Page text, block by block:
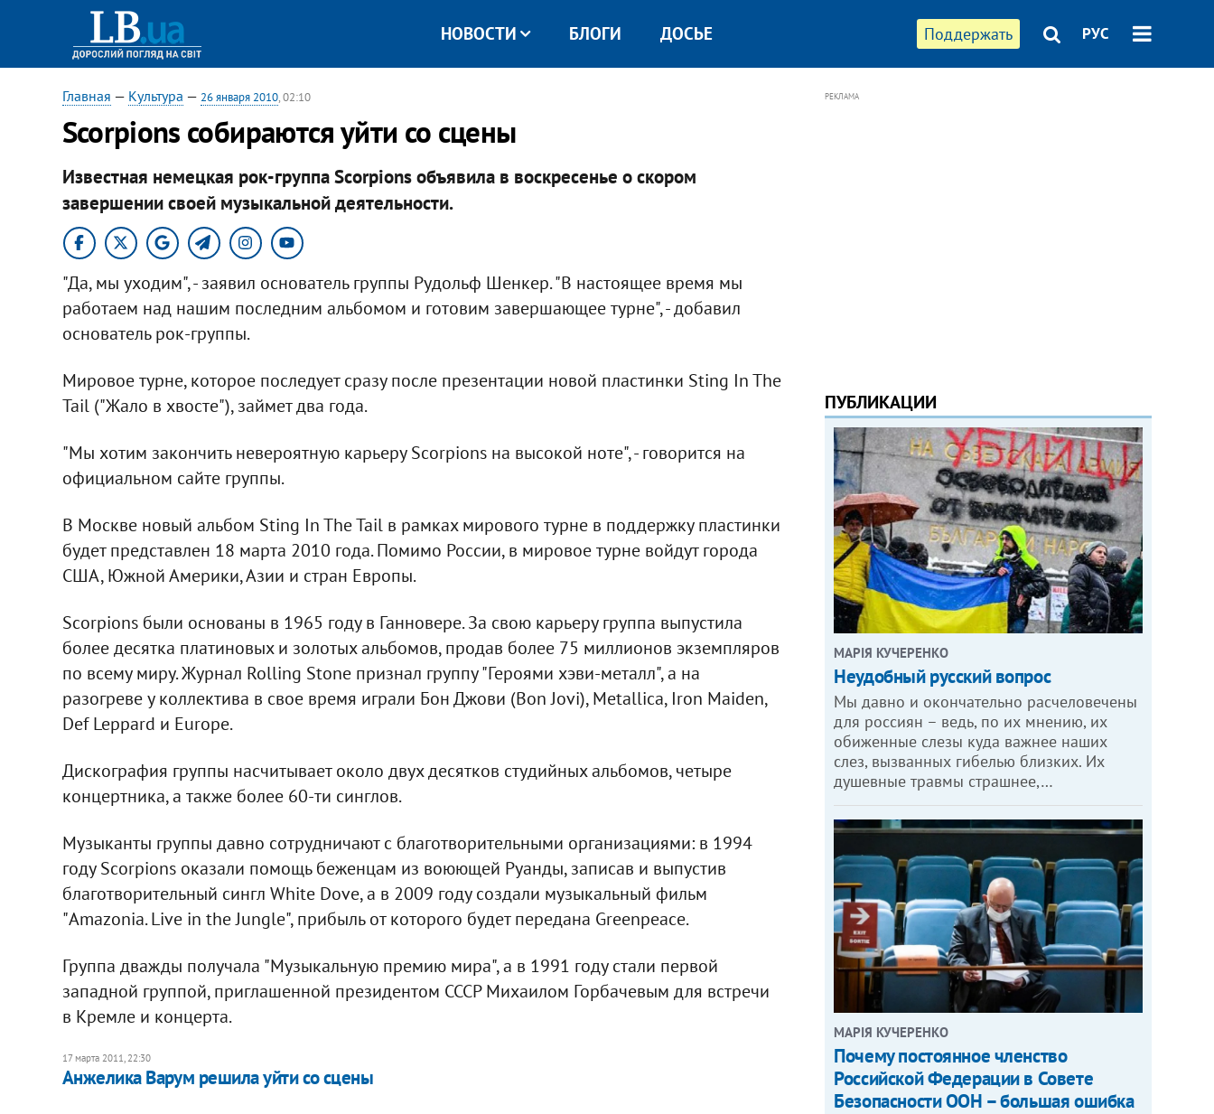
Поддержать РУС
НОВОСТИ БЛОГИ ДОСЬЕ
Главная — Культура — 26 января 2010, 02:10
Scorpions собираются уйти со сцены
Известная немецкая рок-группа Scorpions объявила в воскресенье о скором
завершении своей музыкальной деятельности.
"Да, мы уходим", - заявил основатель группы Рудольф Шенкер. "В настоящее время мы
работаем над нашим последним альбомом и готовим завершающее турне", - добавил
основатель рок-группы.
Мировое турне, которое последует сразу после презентации новой пластинки Sting In The
Tail ("Жало в хвосте"), займет два года.
"Мы хотим закончить невероятную карьеру Scorpions на высокой ноте", - говорится на
официальном сайте группы.
В Москве новый альбом Sting In The Tail в рамках мирового турне в поддержку пластинки
будет представлен 18 марта 2010 года. Помимо России, в мировое турне войдут города
США, Южной Америки, Азии и стран Европы.
Scorpions были основаны в 1965 году в Ганновере. За свою карьеру группа выпустила
более десятка платиновых и золотых альбомов, продав более 75 миллионов экземпляров
по всему миру. Журнал Rolling Stone признал группу "Героями хэви-металл", а на
разогреве у коллектива в свое время играли Бон Джови (Bon Jovi), Metallica, Iron Maiden,
Def Leppard и Europe.
Дискография группы насчитывает около двух десятков студийных альбомов, четыре
концертника, а также более 60-ти синглов.
Музыканты группы давно сотрудничают с благотворительными организациями: в 1994
году Scorpions оказали помощь беженцам из воюющей Руанды, записав и выпустив
благотворительный сингл White Dove, а в 2009 году создали музыкальный фильм
"Amazonia. Live in the Jungle", прибыль от которого будет передана Greenpeace.
Группа дважды получала "Музыкальную премию мира", а в 1991 году стали первой
западной группой, приглашенной президентом СССР Михаилом Горбачевым для встречи
в Кремле и концерта.
17 марта 2011, 22:30
Анжелика Варум решила уйти со сцены
РЕКЛАМА
ПУБЛИКАЦИИ
МАРІЯ КУЧЕРЕНКО
​Неудобный русский вопрос
Мы давно и окончательно расчеловечены
для россиян – ведь, по их мнению, их
обиженные слезы куда важнее наших
слез, вызванных гибелью близких. Их
душевные травмы страшнее,…
МАРІЯ КУЧЕРЕНКО
​Почему постоянное членство
Российской Федерации в Совете
Безопасности ООН – большая ошибка